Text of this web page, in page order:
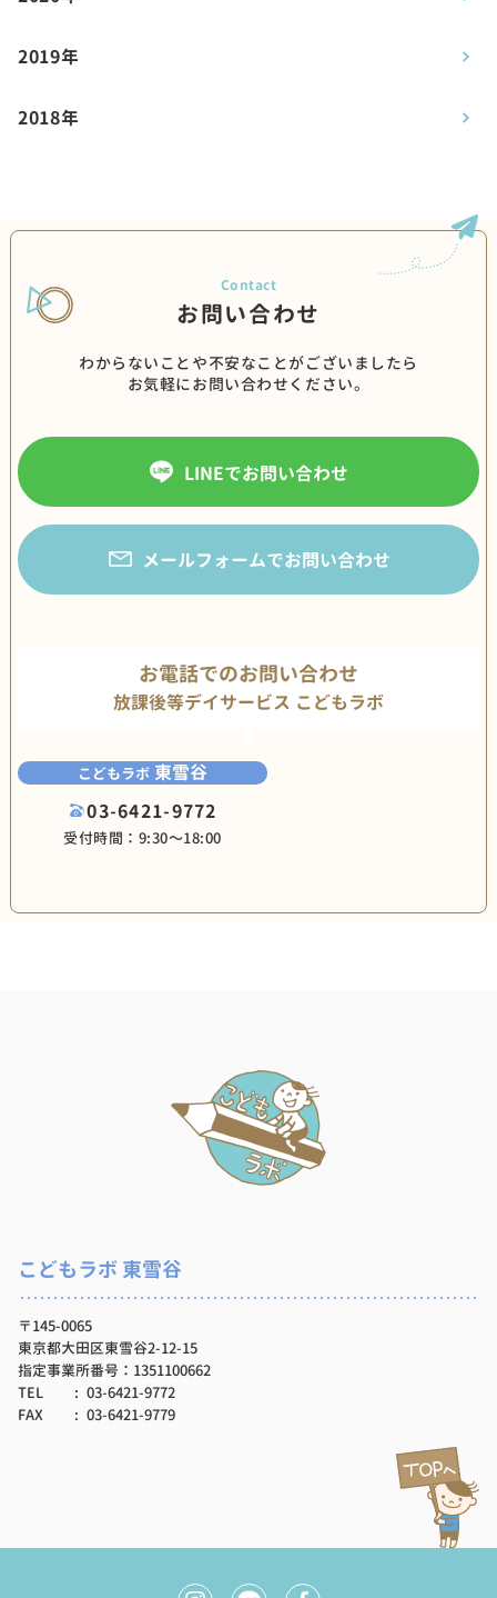
2019年
2018年
お問い合わせ
わからないことや不安なことがございましたら
お気軽にお問い合わせください。
LINEでお問い合わせ
メールフォームでお問い合わせ
お電話でのお問い合わせ
放課後等デイサービス こどもラボ
こどもラボ 東雪谷
03-6421-9772
受付時間：9:30〜18:00
こどもラボ 東雪谷
〒145-0065
東京都大田区東雪谷2-12-15
指定事業所番号：1351100662
TEL
03-6421-9772
FAX
03-6421-9779